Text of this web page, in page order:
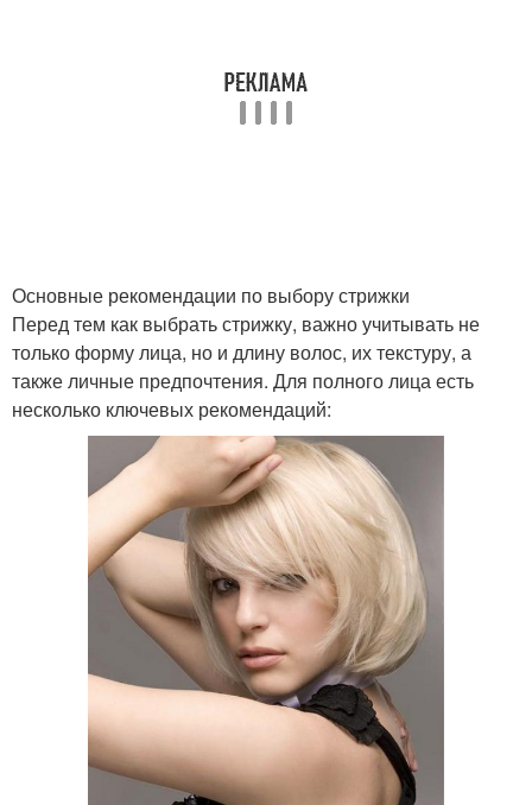
Основные рекомендации по выбору стрижки
Перед тем как выбрать стрижку, важно учитывать не
только форму лица, но и длину волос, их текстуру, а
также личные предпочтения. Для полного лица есть
несколько ключевых рекомендаций: